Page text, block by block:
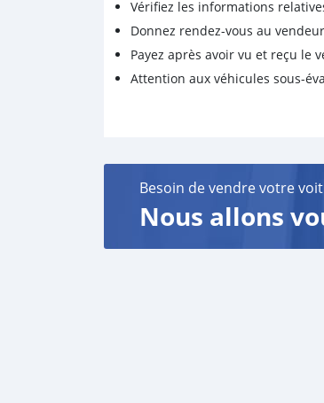
Vérifiez les informations
Donnez rendez-vous au
Payez après avoir vu et reçu le
Attention aux véhicules sous-
Besoin de vendre votre
Nous allons